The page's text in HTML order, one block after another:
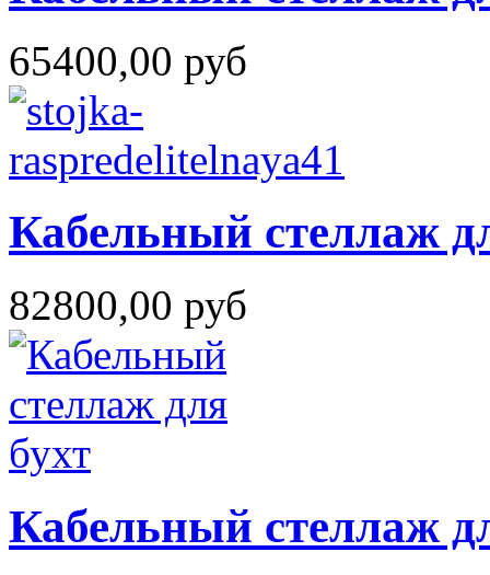
65400,00 руб
Кабельный стеллаж
82800,00 руб
Кабельный стеллаж